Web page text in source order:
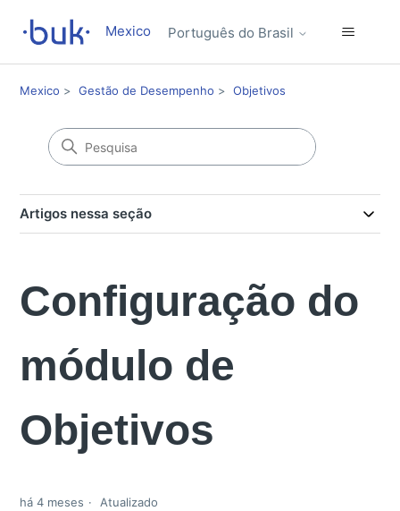
Mexico Português do Brasil
Mexico Gestão de Desempenho Objetivos
Artigos nessa seção
Configuração do
módulo de
Objetivos
há 4 meses Atualizado